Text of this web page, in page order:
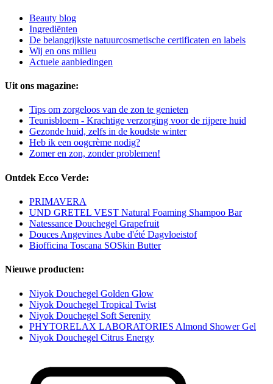
Beauty blog
Ingrediënten
De belangrijkste natuurcosmetische certificaten en labels
Wij en ons milieu
Actuele aanbiedingen
Uit ons magazine:
Tips om zorgeloos van de zon te genieten
Teunisbloem - Krachtige verzorging voor de rijpere huid
Gezonde huid, zelfs in de koudste winter
Heb ik een oogcrème nodig?
Zomer en zon, zonder problemen!
Ontdek Ecco Verde:
PRIMAVERA
UND GRETEL VEST Natural Foaming Shampoo Bar
Natessance Douchegel Grapefruit
Douces Angevines Aube d'été Dagvloeistof
Biofficina Toscana SOSkin Butter
Nieuwe producten:
Niyok Douchegel Golden Glow
Niyok Douchegel Tropical Twist
Niyok Douchegel Soft Serenity
PHYTORELAX LABORATORIES Almond Shower Gel
Niyok Douchegel Citrus Energy